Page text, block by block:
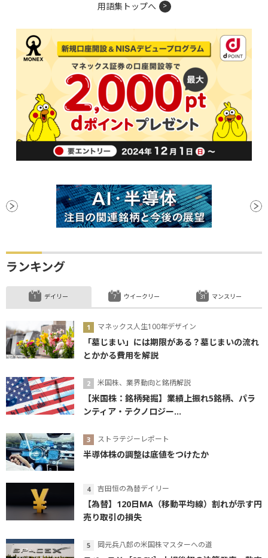
用語集トップへ
ランキング
デイリー
マネックス人生100年デザイン
「墓じまい」には期限がある？墓じまいの流れ
とかかる費用を解説
米国株、業界動向と銘柄解説
【米国株：銘柄発掘】業績上振れ5銘柄、パラ
ンティア・テクノロジー...
ストラテジーレポート
半導体株の調整は底値をつけたか
吉田恒の為替デイリー
【為替】120日MA（移動平均線）割れが示す円
売り取引の損失
岡元兵八郎の米国株マスターへの道
ウイークリー マンスリー